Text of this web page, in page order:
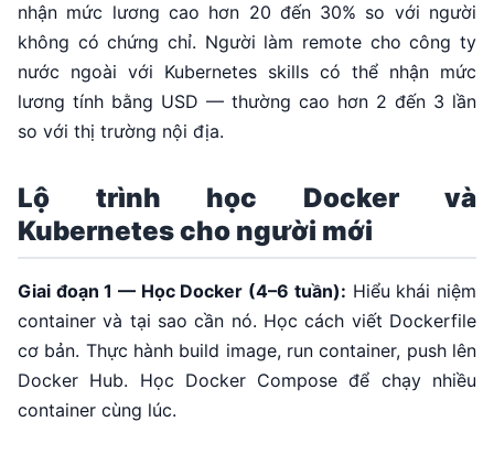
nhận mức lương cao hơn 20 đến 30% so với người
không có chứng chỉ. Người làm remote cho công ty
nước ngoài với Kubernetes skills có thể nhận mức
lương tính bằng USD — thường cao hơn 2 đến 3 lần
so với thị trường nội địa.
Lộ trình học Docker và
Kubernetes cho người mới
Giai đoạn 1 — Học Docker (4–6 tuần): Hiểu khái niệm
container và tại sao cần nó. Học cách viết Dockerfile
cơ bản. Thực hành build image, run container, push lên
Docker Hub. Học Docker Compose để chạy nhiều
container cùng lúc.